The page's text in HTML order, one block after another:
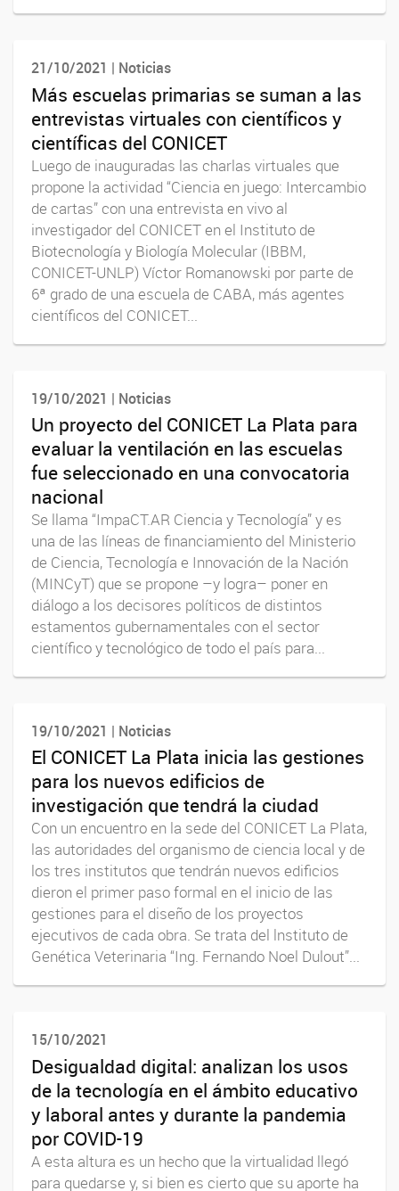
21/10/2021 | Noticias
Más escuelas primarias se suman a las
entrevistas virtuales con científicos y
científicas del CONICET
Luego de inauguradas las charlas virtuales que
propone la actividad “Ciencia en juego: Intercambio
de cartas” con una entrevista en vivo al
investigador del CONICET en el Instituto de
Biotecnología y Biología Molecular (IBBM,
CONICET-UNLP) Víctor Romanowski por parte de
6ª grado de una escuela de CABA, más agentes
científicos del CONICET...
19/10/2021 | Noticias
Un proyecto del CONICET La Plata para
evaluar la ventilación en las escuelas
fue seleccionado en una convocatoria
nacional
Se llama “ImpaCT.AR Ciencia y Tecnología” y es
una de las líneas de financiamiento del Ministerio
de Ciencia, Tecnología e Innovación de la Nación
(MINCyT) que se propone –y logra– poner en
diálogo a los decisores políticos de distintos
estamentos gubernamentales con el sector
científico y tecnológico de todo el país para...
19/10/2021 | Noticias
El CONICET La Plata inicia las gestiones
para los nuevos edificios de
investigación que tendrá la ciudad
Con un encuentro en la sede del CONICET La Plata,
las autoridades del organismo de ciencia local y de
los tres institutos que tendrán nuevos edificios
dieron el primer paso formal en el inicio de las
gestiones para el diseño de los proyectos
ejecutivos de cada obra. Se trata del lnstituto de
Genética Veterinaria “Ing. Fernando Noel Dulout”...
15/10/2021
Desigualdad digital: analizan los usos
de la tecnología en el ámbito educativo
y laboral antes y durante la pandemia
por COVID-19
A esta altura es un hecho que la virtualidad llegó
para quedarse y, si bien es cierto que su aporte ha